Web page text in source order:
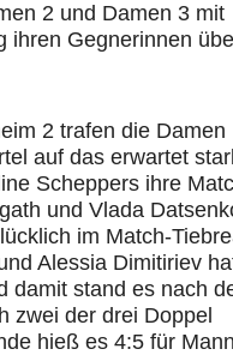
2 und Damen 3 mit
ihren Gegnerinnen
2 trafen die Damen
auf das erwartet
Scheppers ihre
und Vlada
im Match-
Alessia Dimitiriev
damit stand es nach
zwei der drei Doppel
hieß es 4:5 für